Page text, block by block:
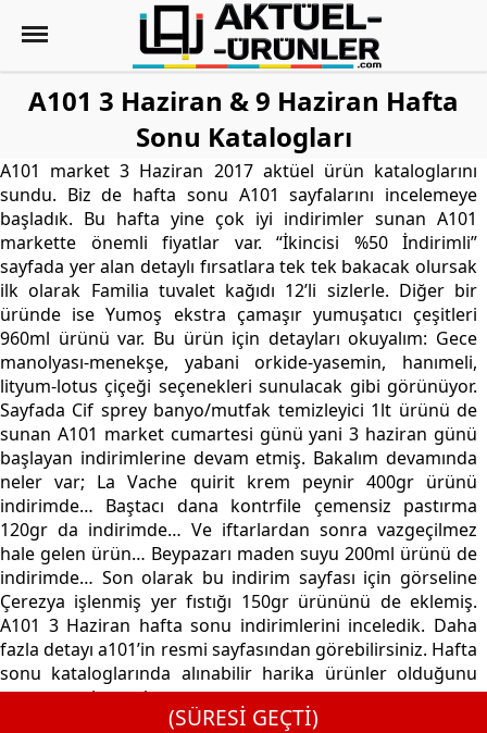
A101 3 Haziran & 9 Haziran Hafta
Sonu Katalogları
A101 market 3 Haziran 2017 aktüel ürün kataloglarını
sundu. Biz de hafta sonu A101 sayfalarını incelemeye
başladık. Bu hafta yine çok iyi indirimler sunan A101
markette önemli fiyatlar var. “İkincisi %50 İndirimli”
sayfada yer alan detaylı fırsatlara tek tek bakacak olursak
ilk olarak Familia tuvalet kağıdı 12’li sizlerle. Diğer bir
üründe ise Yumoş ekstra çamaşır yumuşatıcı çeşitleri
960ml ürünü var. Bu ürün için detayları okuyalım: Gece
manolyası-menekşe, yabani orkide-yasemin, hanımeli,
lityum-lotus çiçeği seçenekleri sunulacak gibi görünüyor.
Sayfada Cif sprey banyo/mutfak temizleyici 1lt ürünü de
sunan A101 market cumartesi günü yani 3 haziran günü
başlayan indirimlerine devam etmiş. Bakalım devamında
neler var; La Vache quirit krem peynir 400gr ürünü
indirimde… Baştacı dana kontrfile çemensiz pastırma
120gr da indirimde… Ve iftarlardan sonra vazgeçilmez
hale gelen ürün… Beypazarı maden suyu 200ml ürünü de
indirimde… Son olarak bu indirim sayfası için görseline
Çerezya işlenmiş yer fıstığı 150gr ürününü de eklemiş.
A101 3 Haziran hafta sonu indirimlerini inceledik. Daha
fazla detayı a101’in resmi sayfasından görebilirsiniz. Hafta
sonu kataloglarında alınabilir harika ürünler olduğunu
unutmamak gerek.
(SÜRESİ GEÇTİ)